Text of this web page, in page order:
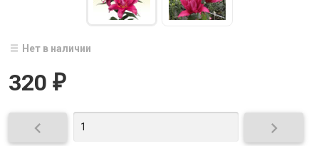
Нет в наличии
320 ₽
 